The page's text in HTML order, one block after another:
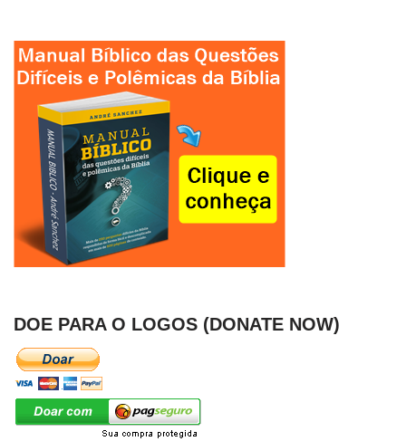
DOE PARA O LOGOS (DONATE NOW)